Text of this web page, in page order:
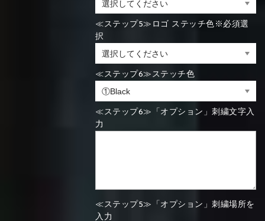
≪ステップ5≫ロゴ ステッチ色※必須選
択
≪ステップ6≫ステッチ色
≪ステップ6≫「オプション」刺繍文字入
力
≪ステップ5≫「オプション」刺繍場所を
入力